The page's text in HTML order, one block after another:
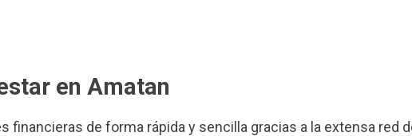
en Amatan
financieras de forma rápida y sencilla gracias a la extensa red